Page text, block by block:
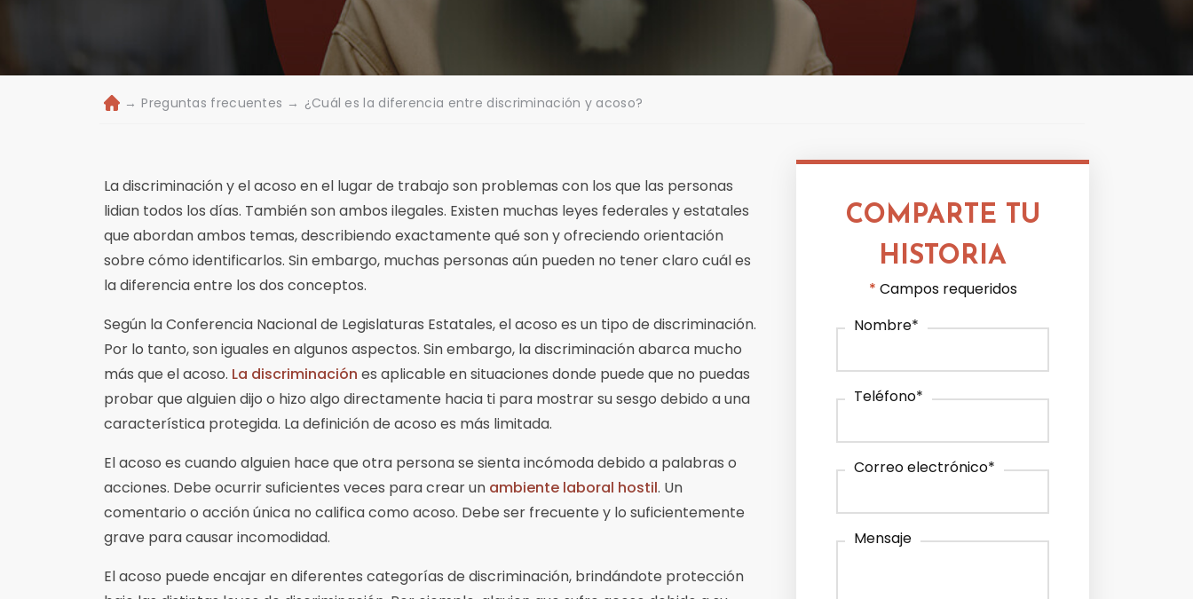
Ini → Preguntas frecuentes → ¿Cuál es la diferencia entre discriminación y acoso?
La discriminación y el acoso en el lugar de trabajo son problemas con los que las personas
lidian todos los días. También son ambos ilegales. Existen muchas leyes federales y estatales
que abordan ambos temas, describiendo exactamente qué son y ofreciendo orientación
sobre cómo identificarlos. Sin embargo, muchas personas aún pueden no tener claro cuál es
la diferencia entre los dos conceptos.
Según la Conferencia Nacional de Legislaturas Estatales, el acoso es un tipo de discriminación.
Por lo tanto, son iguales en algunos aspectos. Sin embargo, la discriminación abarca mucho
más que el acoso. La discriminación es aplicable en situaciones donde puede que no puedas
probar que alguien dijo o hizo algo directamente hacia ti para mostrar su sesgo debido a una
característica protegida. La definición de acoso es más limitada.
El acoso es cuando alguien hace que otra persona se sienta incómoda debido a palabras o
acciones. Debe ocurrir suficientes veces para crear un ambiente laboral hostil. Un
comentario o acción única no califica como acoso. Debe ser frecuente y lo suficientemente
grave para causar incomodidad.
El acoso puede encajar en diferentes categorías de discriminación, brindándote protección
COMPARTE TU
HISTORIA
* Campos requeridos
Nombre*
Teléfono*
Correo electrónico*
Mensaje